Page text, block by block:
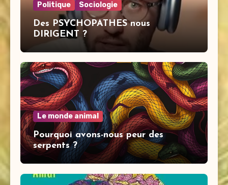
Politique Sociologie
Des PSYCHOPATHES nous
DIRIGENT ?
Le monde animal
Pourquoi avons-nous peur des
serpents ?